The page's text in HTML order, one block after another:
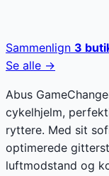
Sammenlign 3
Se alle →
Abus
cykelhjelm,
ryttere. Med sit
optimerede
luftmodstand og